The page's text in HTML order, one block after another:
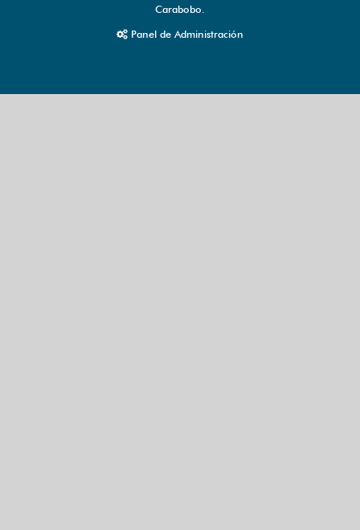
Carabobo.
Panel de Administración